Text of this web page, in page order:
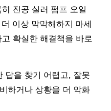
진공 실러 펌프 오일
이상 막막해하지 마세
확실한 해결책을 바로
답을 찾기 어렵고, 잘못
하거나 상황을 더 악화